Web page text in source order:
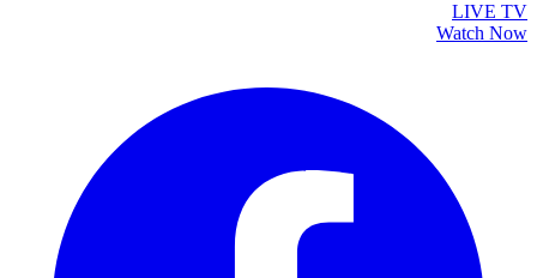
LIVE TV
Watch Now